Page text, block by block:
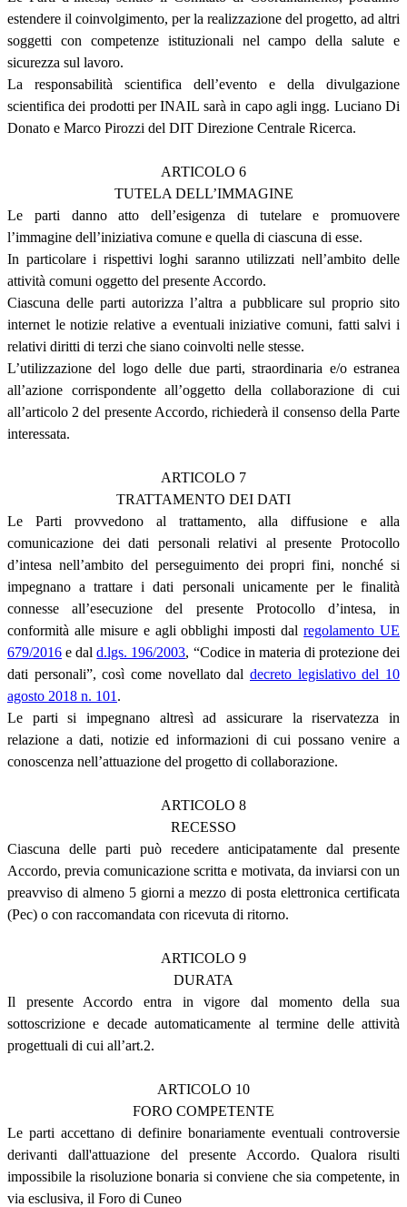
estendere il coinvolgimento, per la realizzazione del progetto, ad altri
soggetti con competenze istituzionali nel campo della salute e
sicurezza sul lavoro.
La responsabilità scientifica dell’evento e della divulgazione
scientifica dei prodotti per INAIL sarà in capo agli ingg. Luciano Di
Donato e Marco Pirozzi del DIT Direzione Centrale Ricerca.
ARTICOLO 6
TUTELA DELL’IMMAGINE
Le parti danno atto dell’esigenza di tutelare e promuovere
l’immagine dell’iniziativa comune e quella di ciascuna di esse.
In particolare i rispettivi loghi saranno utilizzati nell’ambito delle
attività comuni oggetto del presente Accordo.
Ciascuna delle parti autorizza l’altra a pubblicare sul proprio sito
internet le notizie relative a eventuali iniziative comuni, fatti salvi i
relativi diritti di terzi che siano coinvolti nelle stesse.
L’utilizzazione del logo delle due parti, straordinaria e/o estranea
all’azione corrispondente all’oggetto della collaborazione di cui
all’articolo 2 del presente Accordo, richiederà il consenso della Parte
interessata.
ARTICOLO 7
TRATTAMENTO DEI DATI
Le Parti provvedono al trattamento, alla diffusione e alla
comunicazione dei dati personali relativi al presente Protocollo
d’intesa nell’ambito del perseguimento dei propri fini, nonché si
impegnano a trattare i dati personali unicamente per le finalità
connesse all’esecuzione del presente Protocollo d’intesa, in
conformità alle misure e agli obblighi imposti dalregolamento UE
679/2016 e dald.lgs. 196/2003, “Codice in materia di protezione dei
dati personali”, così come novellato dal decreto legislativo del 10
agosto 2018 n. 101 .
Le parti si impegnano altresì ad assicurare la riservatezza in
relazione a dati, notizie ed informazioni di cui possano venire a
conoscenza nell’attuazione del progetto di collaborazione.
ARTICOLO 8
RECESSO
Ciascuna delle parti può recedere anticipatamente dal presente
Accordo, previa comunicazione scritta e motivata, da inviarsi con un
preavviso di almeno 5 giorni a mezzo di posta elettronica certificata
(Pec) o con raccomandata con ricevuta di ritorno.
ARTICOLO 9
DURATA
Il presente Accordo entra in vigore dal momento della sua
sottoscrizione e decade automaticamente al termine delle attività
progettuali di cui all’art.2.
ARTICOLO 10
FORO COMPETENTE
Le parti accettano di definire bonariamente eventuali controversie
derivanti dall'attuazione del presente Accordo. Qualora risulti
impossibile la risoluzione bonaria si conviene che sia competente, in
via esclusiva, il Foro di Cuneo